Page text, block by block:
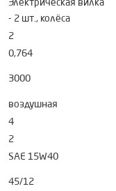
Электрическая вилка
- 2 шт., колёса
2
0,764
3000
воздушная
4
2
SAE 15W40
45/12